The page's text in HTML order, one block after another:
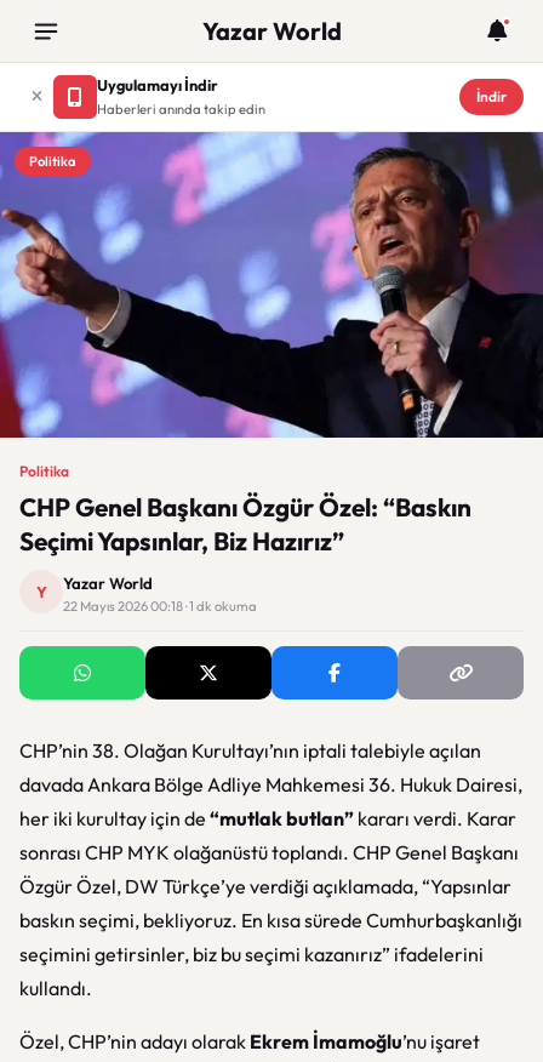
Yazar World
Uygulamayı İndir
Haberleri anında takip edin
İndir
Politika
Politika
CHP Genel Başkanı Özgür Özel: “Baskın
Seçimi Yapsınlar, Biz Hazırız”
Y Yazar World
22 Mayıs 2026 00:18 · 1 dk okuma
CHP’nin 38. Olağan Kurultayı’nın iptali talebiyle açılan
davada Ankara Bölge Adliye Mahkemesi 36. Hukuk Dairesi,
her iki kurultay için de “mutlak butlan” kararı verdi. Karar
sonrası CHP MYK olağanüstü toplandı. CHP Genel Başkanı
Özgür Özel, DW Türkçe’ye verdiği açıklamada, “Yapsınlar
baskın seçimi, bekliyoruz. En kısa sürede Cumhurbaşkanlığı
seçimini getirsinler, biz bu seçimi kazanırız” ifadelerini
kullandı.
Özel, CHP’nin adayı olarak Ekrem İmamoğlu’nu işaret